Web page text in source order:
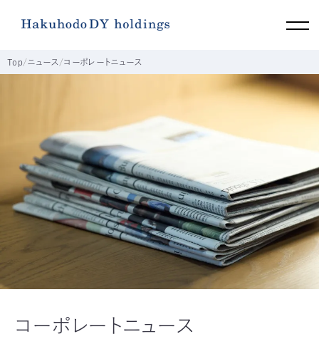
コーポレートニュース
Top ニュース コーポレートニュース